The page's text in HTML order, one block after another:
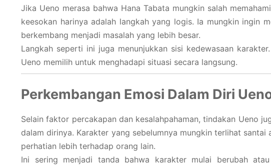
Jika Ueno merasa bahwa Hana Tabata mungkin salah
keesokan harinya adalah langkah yang logis. Ia mungkin ingin
berkembang menjadi masalah yang lebih besar.
Langkah seperti ini juga menunjukkan sisi kedewasaan
Ueno memilih untuk menghadapi situasi secara langsung.
Perkembangan Emosi Dalam Diri
Selain faktor percakapan dan kesalahpahaman, tindakan Ueno
dalam dirinya. Karakter yang sebelumnya mungkin terlihat
perhatian lebih terhadap orang lain.
Ini sering menjadi tanda bahwa karakter mulai berubah